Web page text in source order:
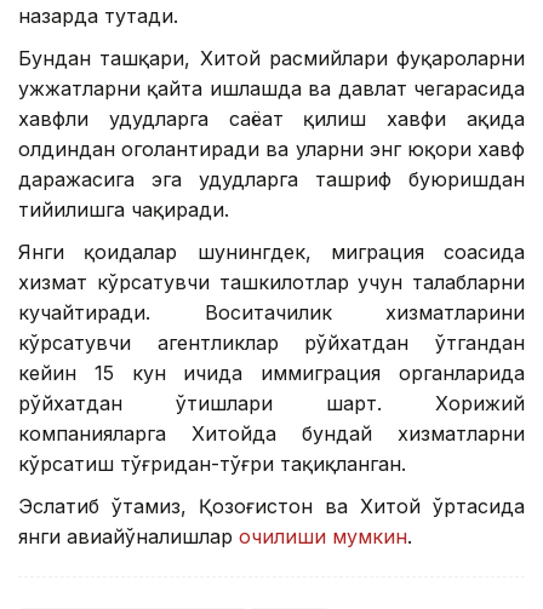
назарда тутади.
Бундан ташқари, Хитой расмийлари фуқароларни
ҳужжатларни қайта ишлашда ва давлат чегарасида
хавфли ҳудудларга саёҳат қилиш хавфи ҳақида
олдиндан огоҳлантиради ва уларни энг юқори хавф
даражасига эга ҳудудларга ташриф буюришдан
тийилишга чақиради.
Янги қоидалар шунингдек, миграция соҳасида
хизмат кўрсатувчи ташкилотлар учун талабларни
кучайтиради. Воситачилик хизматларини
кўрсатувчи агентликлар рўйхатдан ўтгандан
кейин 15 кун ичида иммиграция органларида
рўйхатдан ўтишлари шарт. Хорижий
компанияларга Хитойда бундай хизматларни
кўрсатиш тўғридан-тўғри тақиқланган.
Эслатиб ўтамиз, Қозоғистон ва Хитой ўртасида
янги авиайўналишлар очилиши мумкин.